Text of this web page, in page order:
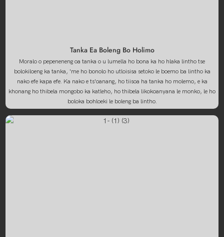
Tanka Ea Boleng Bo Holimo
Moralo o pepeneneng oa tanka o u lumella ho bona ka ho hlaka lintho tse
bolokiloeng ka tanka, 'me ho bonolo ho utloisisa setoko le boemo ba lintho ka
nako efe kapa efe. Ka nako e ts'oanang, ho tiisoa ha tanka ho molemo, e ka
khonang ho thibela mongobo ka katleho, ho thibela likokoanyana le monko, le ho
boloka bohloeki le boleng ba lintho.